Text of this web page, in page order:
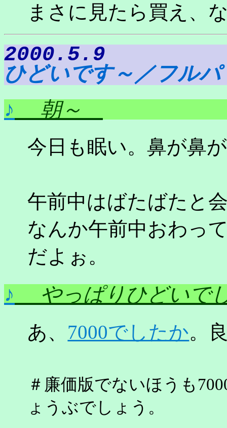
まさに見たら買え、
2000.5.9
ひどいです～／フル
♪ 朝～
今日も眠い。鼻が鼻
午前中はばたばたと
なんか午前中おわっ
だよぉ。
♪ やっぱりひどいで
あ、 7000でしたか。
＃廉価版でないほうも
ょうぶでしょう。